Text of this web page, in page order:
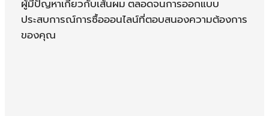
ผู้มีปัญหาเกี่ยวกับเส้นผม ตลอดจนการออกแบบ
ประสบการณ์การซื้อออนไลน์ที่ตอบสนองความต้องการ
ของคุณ